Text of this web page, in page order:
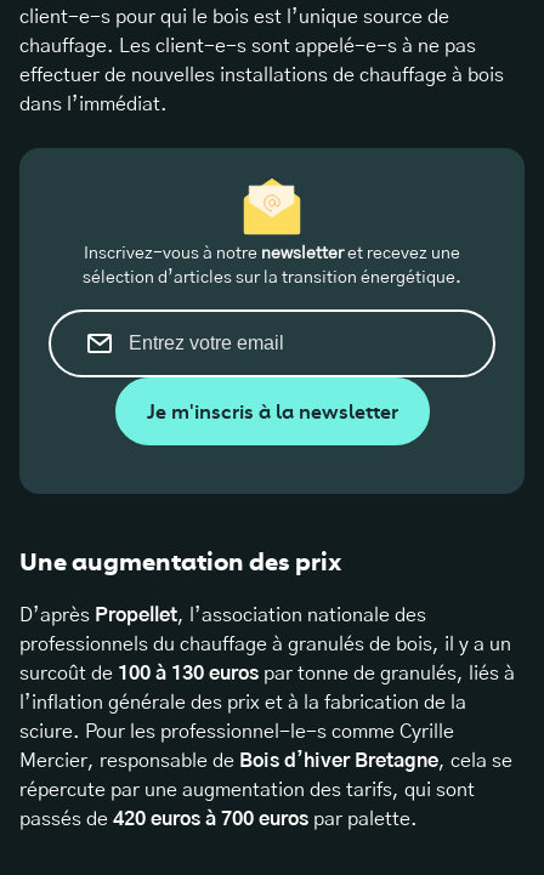
client-e-s pour qui le bois est l’unique source de
chauffage. Les client-e-s sont appelé-e-s à ne pas
effectuer de nouvelles installations de chauffage à bois
dans l’immédiat.
Inscrivez-vous à notre newsletteret recevez une
sélection d’articles sur la transition énergétique.
Je m'inscris à la newsletter
Une augmentation des prix
D’après Propellet, l’association nationale des
professionnels du chauffage à granulés de bois, il y a un
surcoût de 100 à 130 euros par tonne de granulés, liés à
l’inflation générale des prix et à la fabrication de la
sciure. Pour les professionnel-le-s comme Cyrille
Mercier, responsable de Bois d’hiver Bretagne, cela se
répercute par une augmentation des tarifs, qui sont
passés de 420 euros à 700 euros par palette.